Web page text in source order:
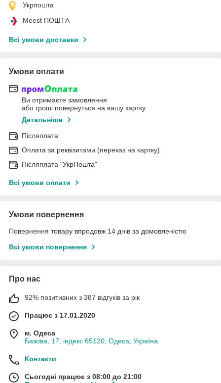
Укрпошта
Meest ПОШТА
Всі умови доставки
Умови оплати
Ви отримаєте замовлення
або гроші повернуться на вашу картку
Детальніше
Післяплата
Оплата за реквізитами (переказ на картку)
Післяплата "УкрПошта"
Всі умови оплати
Умови повернення
Повернення товару впродовж 14 днів за домовленістю
Всі умови повернення
Про нас
92% позитивних з 387 відгуків за рік
Працює з 17.01.2020
м. Одеса
Базова, 17, індекс 65120, Одеса, Україна
Контакти
Сьогодні працює з 08:00 до 21:00